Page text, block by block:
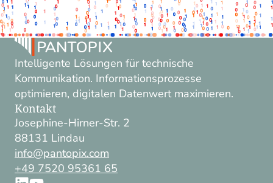
Intelligente Lösungen für technische
Kommunikation. Informationsprozesse
optimieren, digitalen Datenwert maximieren.
Kontakt
Josephine-Hirner-Str. 2
88131 Lindau
info@pantopix.com
+49 7520 95361 65